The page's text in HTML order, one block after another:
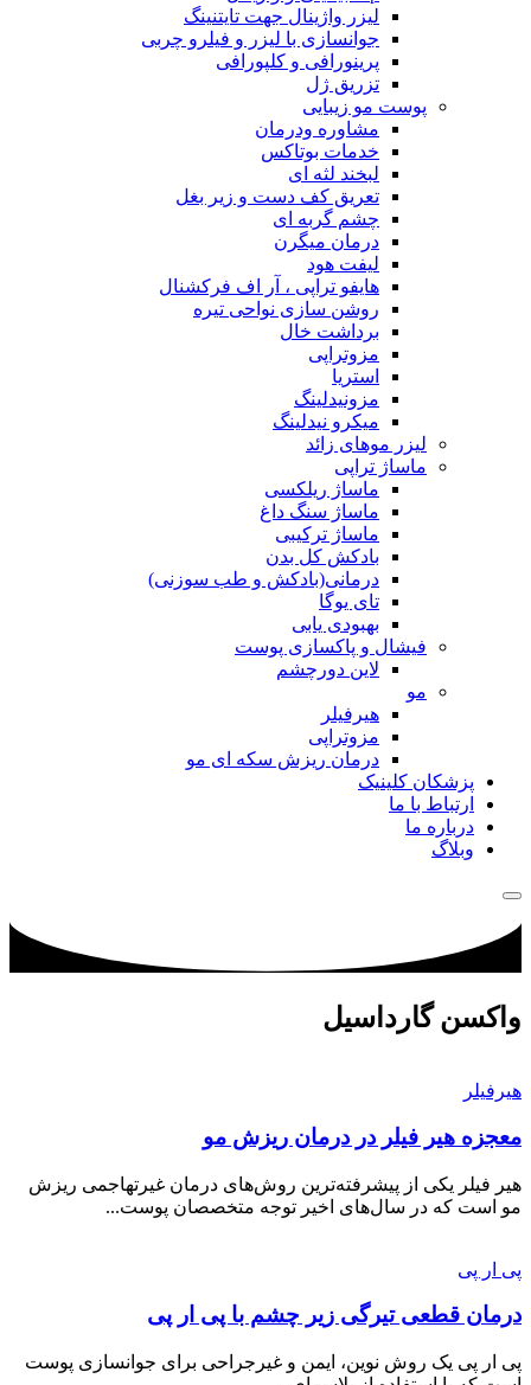
لیزر واژینال جهت تایتنینگ
جوانسازی با لیزر و فیلرو چربی
پرینورافی و کلپورافی
تزریق ژل
پوست مو زیبایی
مشاوره ودرمان
خدمات بوتاکس
لبخند لثه ای
تعریق کف دست و زیر بغل
چشم گربه ای
درمان میگرن
لیفت هود
هایفو تراپی ، آر اف فرکشنال
روشن سازی نواحی تیره
برداشت خال
مزوتراپی
استریا
مزونیدلینگ
میکرو نیدلینگ
لیزر موهای زائد
ماساژ تراپی
ماساژ ریلکسی
ماساژ سنگ داغ
ماساژ ترکیبی
بادکش کل بدن
درمانی(بادکش و طب سوزنی)
تای یوگا
بهبودی یابی
فیشال و پاکسازی پوست
لاین دورچشم
مو
هیرفیلر
مزوتراپی
درمان ریزش سکه ای مو
پزشکان کلینیک
ارتباط با ما
درباره ما
وبلاگ
واکسن گارداسیل
هیرفیلر
معجزه هیر فیلر در درمان ریزش مو
هیر فیلر یکی از پیشرفته‌ترین روش‌های درمان غیرتهاجمی ریزش
مو است که در سال‌های اخیر توجه متخصصان پوست...
پی ار پی
درمان قطعی تیرگی زیر چشم با پی ار پی
پی ار پی یک روش نوین، ایمن و غیرجراحی برای جوانسازی پوست